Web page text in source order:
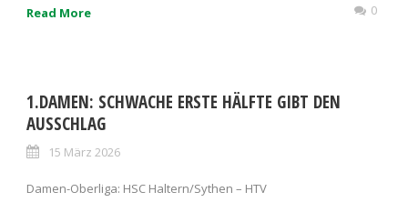
Read More 0
1.DAMEN: SCHWACHE ERSTE HÄLFTE GIBT DEN
AUSSCHLAG
15 März 2026
Damen-Oberliga: HSC Haltern/Sythen – HTV